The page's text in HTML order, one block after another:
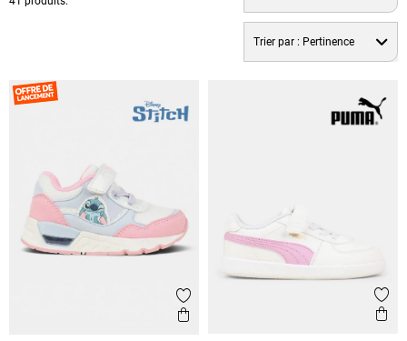
Trier par : Pertinence
Ajouter aux favoris
Aperçu rapide